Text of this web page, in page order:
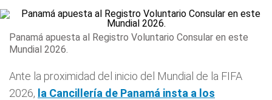
Panamá apuesta al Registro Voluntario Consular en este
Mundial 2026.
Ante la proximidad del inicio del Mundial de la FIFA
2026, la Cancillería de Panamá insta a los